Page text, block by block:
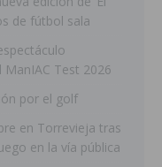
de fútbol sala
ManIAC Test 2026
por el golf
en Torrevieja tras
en la vía pública